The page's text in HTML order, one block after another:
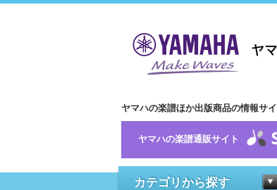
ヤマハの楽譜ほか出版商品の情報サイ
ヤマハの楽譜通販サイト
カテゴリから探す